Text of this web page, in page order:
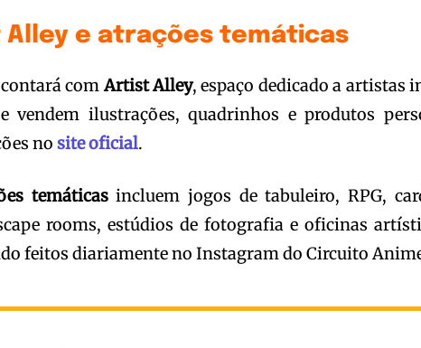
e atrações temáticas
contará comArtist Alley, espaço dedicado a artistas
vendem ilustrações, quadrinhos e produtos
nosite oficial.
temáticasincluem jogos de tabuleiro, RPG,
rooms, estúdios de fotografia e oficinas
feitos diariamente no Instagram do Circuito